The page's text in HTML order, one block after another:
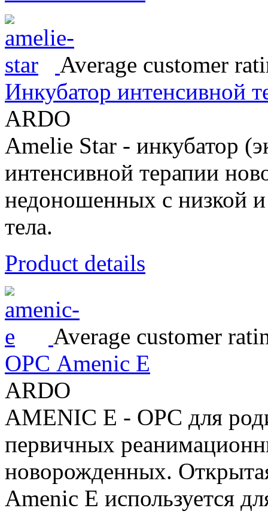
Average customer
Инкубатор интенсивной
ARDO
Amelie Star - инкубатор
интенсивной терапии
недоношенных с низкой
тела.
Product details
Average customer
ОРС Amenic E
ARDO
AMENIC E - ОРС для
первичных
новорожденных.
Amenic E используется